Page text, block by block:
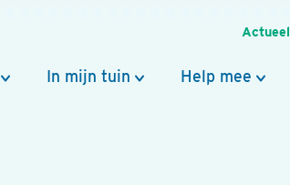
Actueel
In mijn tuin Help mee